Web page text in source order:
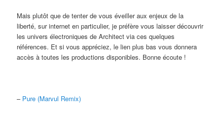
Mais plutôt que de tenter de vous éveiller aux enjeux de la
liberté, sur internet en particulier, je préfère vous laisser découvrir
les univers électroniques de Architect via ces quelques
références. Et si vous appréciez, le lien plus bas vous donnera
accès à toutes les productions disponibles. Bonne écoute !
– Pure (Marvul Remix)